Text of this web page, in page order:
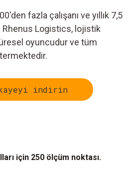
fazla çalışanı ve yıllık 7,5
Rhenus Logistics, lojistik
oyuncudur ve tüm
indirin
için 250 ölçüm noktası.